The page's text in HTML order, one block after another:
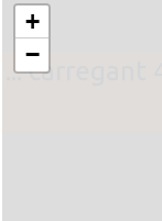
... carregant
+
−